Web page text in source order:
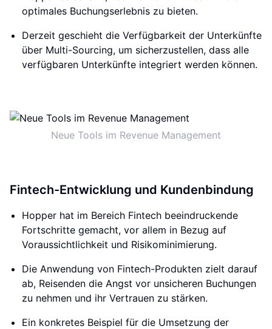
optimales Buchungserlebnis zu bieten.
Derzeit geschieht die Verfügbarkeit der Unterkünfte
über Multi-Sourcing, um sicherzustellen, dass alle
verfügbaren Unterkünfte integriert werden können.
Neue Tools im Revenue Management
Fintech-Entwicklung und Kundenbindung
Hopper hat im Bereich Fintech beeindruckende
Fortschritte gemacht, vor allem in Bezug auf
Voraussichtlichkeit und Risikominimierung.
Die Anwendung von Fintech-Produkten zielt darauf
ab, Reisenden die Angst vor unsicheren Buchungen
zu nehmen und ihr Vertrauen zu stärken.
Ein konkretes Beispiel für die Umsetzung der